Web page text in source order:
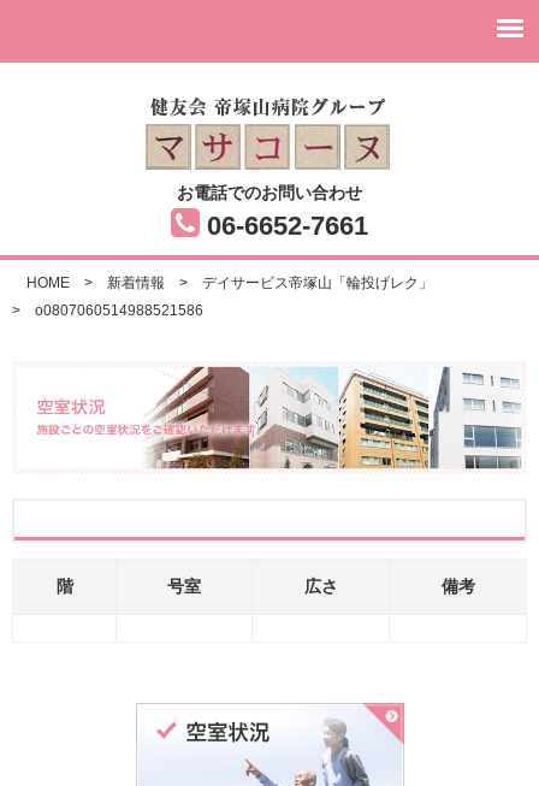
お電話でのお問い合わせ
06-6652-7661
HOME > 新着情報 >
デイサービス帝塚山「輪投げレク」
>
o0807060514988521586
階 号室 広さ 備考